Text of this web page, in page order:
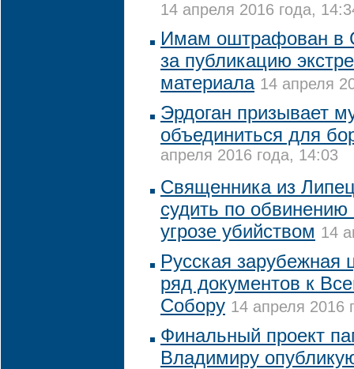
14 апреля 2016 года,
Имам оштрафован в
за публикацию
материала 14 апреля
Эрдоган призывает
объединиться для
апреля 2016 года, 14:03
Священника из
судить по
угрозе убийством 14
Русская зарубежная
ряд документов к
Собору 14 апреля 2016
Финальный проект
Владимиру